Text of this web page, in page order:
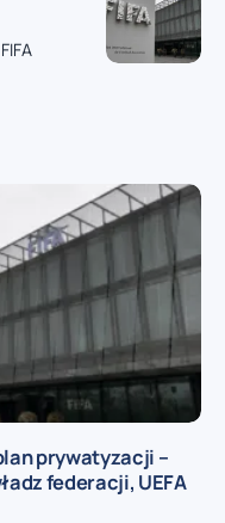
prywatyzacji –
federacji, UEFA